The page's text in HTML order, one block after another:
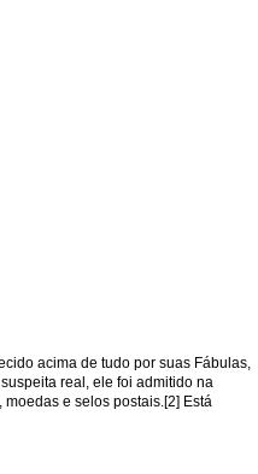
acima de tudo por suas Fábulas,
real, ele foi admitido na
e selos postais.[2] Está